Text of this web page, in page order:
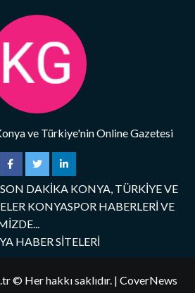
ve Türkiye'nin Online Gazetesi
DAKİKA KONYA, TÜRKİYE VE
KONYASPOR HABERLERİ VE
HABER SİTELERİ
© Her hakkı saklıdır. | CoverNews